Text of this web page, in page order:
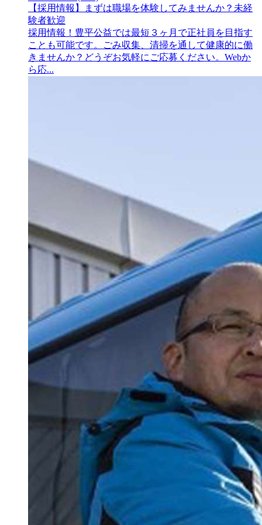
【採用情報】まずは職場を体験してみませんか？未経
験者歓迎
採用情報！豊平公益では最短３ヶ月で正社員を目指す
ことも可能です。ごみ収集、清掃を通して健康的に働
きませんか？どうぞお気軽にご応募ください。Webか
ら応...